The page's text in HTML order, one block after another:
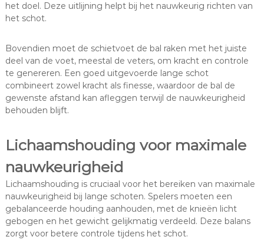
het doel. Deze uitlijning helpt bij het nauwkeurig richten van
het schot.
Bovendien moet de schietvoet de bal raken met het juiste
deel van de voet, meestal de veters, om kracht en controle
te genereren. Een goed uitgevoerde lange schot
combineert zowel kracht als finesse, waardoor de bal de
gewenste afstand kan afleggen terwijl de nauwkeurigheid
behouden blijft.
Lichaamshouding voor maximale
nauwkeurigheid
Lichaamshouding is cruciaal voor het bereiken van maximale
nauwkeurigheid bij lange schoten. Spelers moeten een
gebalanceerde houding aanhouden, met de knieën licht
gebogen en het gewicht gelijkmatig verdeeld. Deze balans
zorgt voor betere controle tijdens het schot.